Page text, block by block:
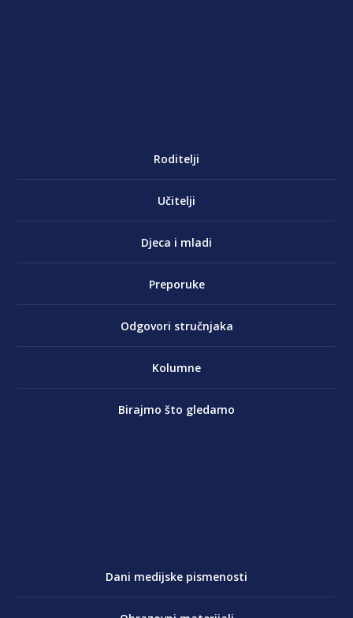
Roditelji
Učitelji
Djeca i mladi
Preporuke
Odgovori stručnjaka
Kolumne
Birajmo što gledamo
Dani medijske pismenosti